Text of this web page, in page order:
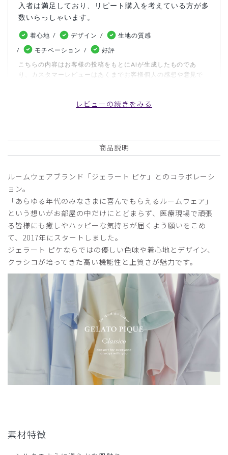
入者は満足しており、リピート購入を考えている方が多
数いらっしゃいます。
着心地 デザイン
生地の質感
モチベーション
好評
こちらの内容はお客様の投稿をもとにAIが生成したものであ
り、カスタマーレビューはあくまでお客様個人の感想や意見で
年齢:50代
サイズ感小さめ
大きめ
厚さ とても薄い
イラストがカワイイなどの評価はあり見た目はいい
生地が厚くこの時期はすでに暑い
商品：607ジェラート ピケ&クラシコ:プリントスクラ
ブ/アニマルミックス柄/M
役に立った
2026-05-17
とても薄い
レビューの続きをみる
商品説明
ルームウェアブランド「ジェラート ピケ」とのコラボレーシ
ョン。
「あらゆる年代のみなさまに喜んでもらえるルームウェア」
という想いがお部屋の中だけにとどまらず、医療現場で頑張
る皆様にも癒しやハッピーな気持ちが届くよう願いをこめ
て、2017年にスタートしました。
ジェラート ピケならではの優しい色味や着心地とデザイン、
クラシコが培ってきた高い機能性と上質さが魅力です。
素材特徴